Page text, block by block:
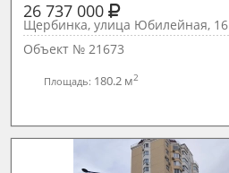
26 737 000
Щербинка, улица Юбилейная, 16
Объект № 21673
Площадь: 180.2 м2